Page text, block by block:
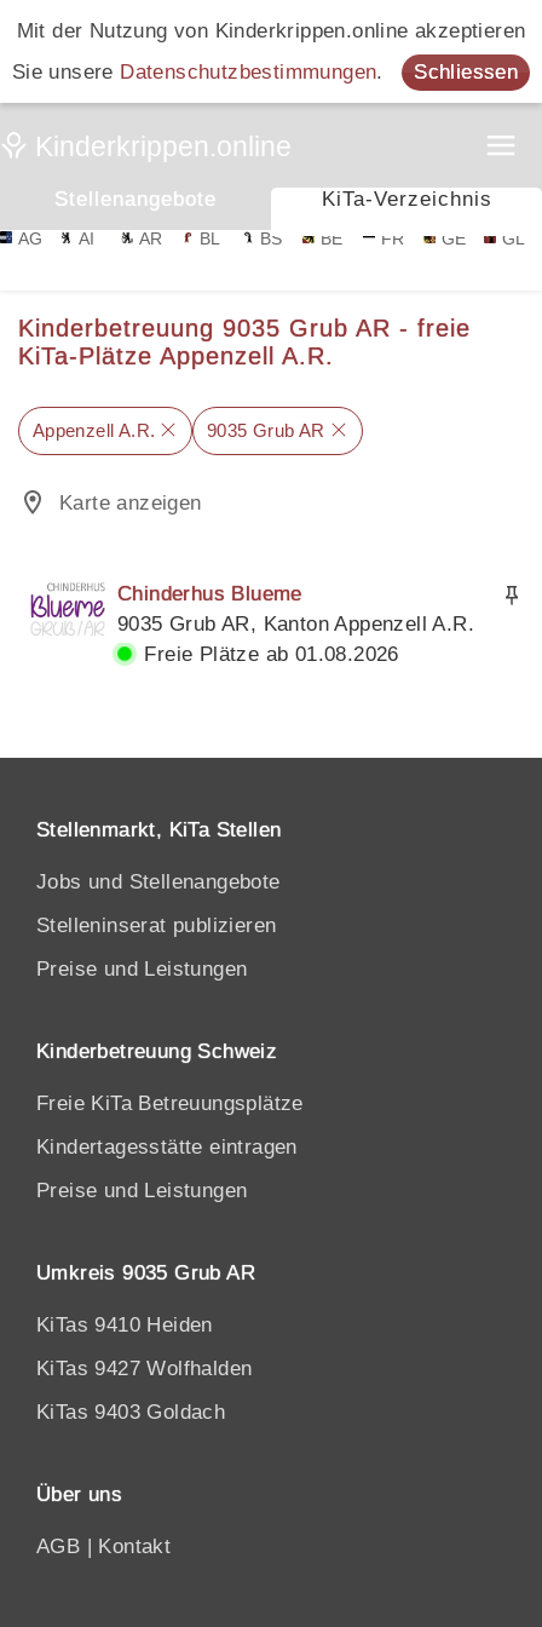
Mit der Nutzung von Kinderkrippen.online akzeptieren
Sie unsere Datenschutzbestimmungen. Schliessen
Stellenangebote KiTa-Verzeichnis
AG AI AR BL BS BE FR GE GL
Kinderbetreuung 9035 Grub AR - freie
KiTa-Plätze Appenzell A.R.
Appenzell A.R. 9035 Grub AR
Karte anzeigen
Chinderhus Blueme
9035 Grub AR, Kanton Appenzell A.R.
Freie Plätze ab 01.08.2026
Stellenmarkt, KiTa Stellen
Jobs und Stellenangebote
Stelleninserat publizieren
Preise und Leistungen
Kinderbetreuung Schweiz
Freie KiTa Betreuungsplätze
Kindertagesstätte eintragen
Preise und Leistungen
Umkreis 9035 Grub AR
KiTas 9410 Heiden
KiTas 9427 Wolfhalden
KiTas 9403 Goldach
Über uns
AGB Kontakt